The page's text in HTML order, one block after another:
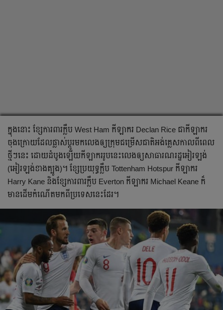
ក្នុង​នោះ ខ្សែ​ការពារ​ក្លឹប​ West Ham កីឡាករ​ Declan Rice ជា​កីឡាករ​
ចុង​ក្រោយ​ដែល​ផ្លាស់​ប្ដូរ​មក​លេង​ឲ្យ​ក្រុម​ជម្រើស​ជាតិ​អង់គ្លេស​កាល​ពី​ពេល​
ថ្មី​ៗ​នេះ ដោយ​ដំបូង​ឡើយ​កីឡាករ​រូប​នេះ​លេង​ឲ្យ​សាធារណរដ្ឋ​អៀរឡង់
(អៀរឡង់​ខាង​ត្បូង​)។ ខ្សែ​ប្រយុទ្ធ​ក្លឹប​ Tottenham Hotspur កីឡាករ​
Harry Kane និង​ខ្សែ​ការពារ​ក្លឹប​ Everton កីឡាករ​ Michael Keane ក៏​
មាន​ដើម​កំណើត​មក​ពី​ប្រទេស​នេះ​ដែរ។